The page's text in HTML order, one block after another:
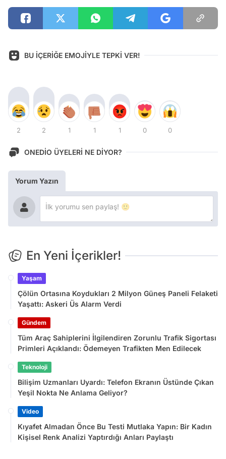
BU İÇERİĞE EMOJİYLE TEPKİ VER!
2 2 1 1 1 0 0
ONEDİO ÜYELERİ NE DİYOR?
Yorum Yazın
En Yeni İçerikler!
Yaşam
Çölün Ortasına Koydukları 2 Milyon Güneş Paneli Felaketi
Yaşattı: Askeri Üs Alarm Verdi
Gündem
Tüm Araç Sahiplerini İlgilendiren Zorunlu Trafik Sigortası
Primleri Açıklandı: Ödemeyen Trafikten Men Edilecek
Teknoloji
Bilişim Uzmanları Uyardı: Telefon Ekranın Üstünde Çıkan
Yeşil Nokta Ne Anlama Geliyor?
Video
Kıyafet Almadan Önce Bu Testi Mutlaka Yapın: Bir Kadın
Kişisel Renk Analizi Yaptırdığı Anları Paylaştı